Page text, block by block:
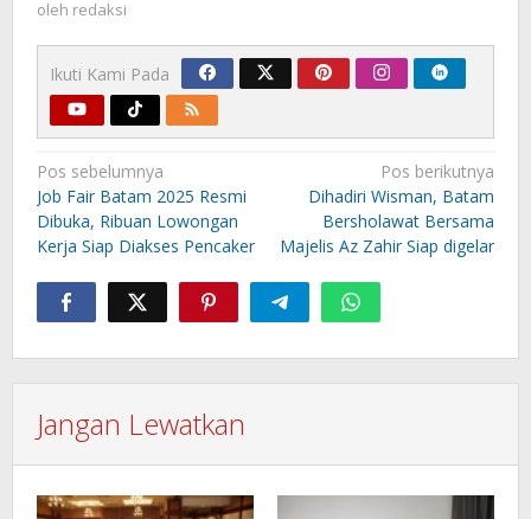
oleh redaksi
Ikuti Kami Pada
Navigasi
pos
Pos sebelumnya
Job Fair Batam 2025 Resmi
Dibuka, Ribuan Lowongan
Kerja Siap Diakses Pencaker
Pos berikutnya
Dihadiri Wisman, Batam
Bersholawat Bersama
Majelis Az Zahir Siap digelar
Jangan Lewatkan